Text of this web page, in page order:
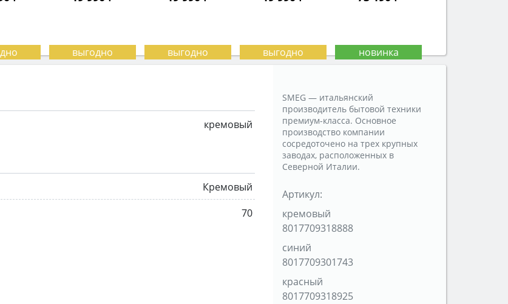
кремовый
Кремовый
70
SMEG — итальянский
производитель бытовой техники
премиум-класса. Основное
производство компании
сосредоточено на трех крупных
заводах, расположенных в
Северной Италии.
Артикул:
кремовый
8017709318888
синий
8017709301743
красный
8017709318925